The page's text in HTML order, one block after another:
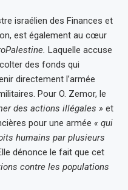
israélien des Finances et
est également au cœur
Laquelle accuse
des fonds qui
directement l’armée
Pour O. Zemor, le
des actions illégales » et
pour une armée « qui
humains par plusieurs
dénonce le fait que cet
contre les populations